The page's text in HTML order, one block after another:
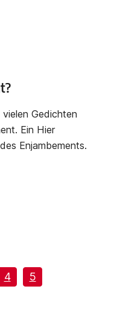
Gedichten
Ein Hier
Enjambements.
4 5